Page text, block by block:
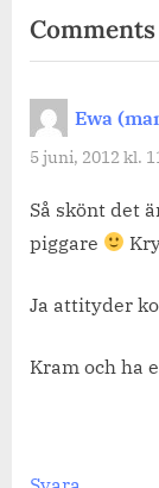
Comments
Ewa
5 juni, 2012 kl.
Så skönt det
piggare
Ja attityder
Kram och ha